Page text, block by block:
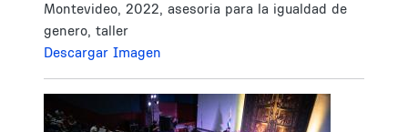
Montevideo, 2022, asesoria para la igualdad de
genero, taller
Descargar Imagen